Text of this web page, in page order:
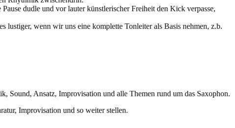
dudle und vor lauter künstlerischer Freiheit den Kick verpasse,
wenn wir uns eine komplette Tonleiter als Basis nehmen, z.b.
Sound, Ansatz, Improvisation und alle Themen rund um das Saxophon.
Improvisation und so weiter stellen.